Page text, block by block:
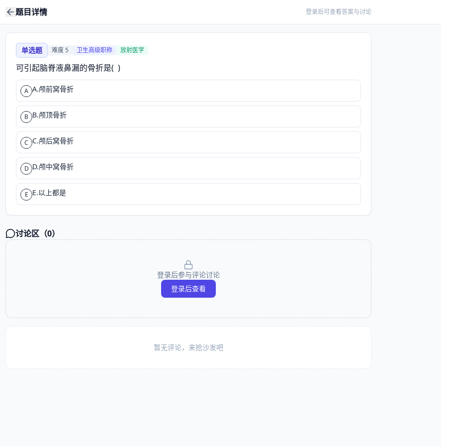
题目详情 登录后可查看答案与讨论
单选题 难度5 卫生高级职称 放射医学
可引起脑脊液鼻漏的骨折是(  )
A A.颅前窝骨折
B B.颅顶骨折
C C.颅后窝骨折
D D.颅中窝骨折
E E.以上都是
讨论区（0）
登录后参与评论讨论
登录后查看
暂无评论，来抢沙发吧